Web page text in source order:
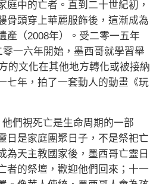
中的亡者。直到二十世紀初，
骨頭穿上華麗服飾後，這漸成為
產（2008年）。受二零一五年
一六年開始，墨西哥就學習舉
的文化在其他地方轉化或被接納
七年，拍了一套動人的動畫《玩
們視死亡是生命周期的一部
日是家庭團聚日子，不是祭祀亡
為天主教國家後，墨西哥亡靈日
者的祭壇，歡迎他們回來；十一